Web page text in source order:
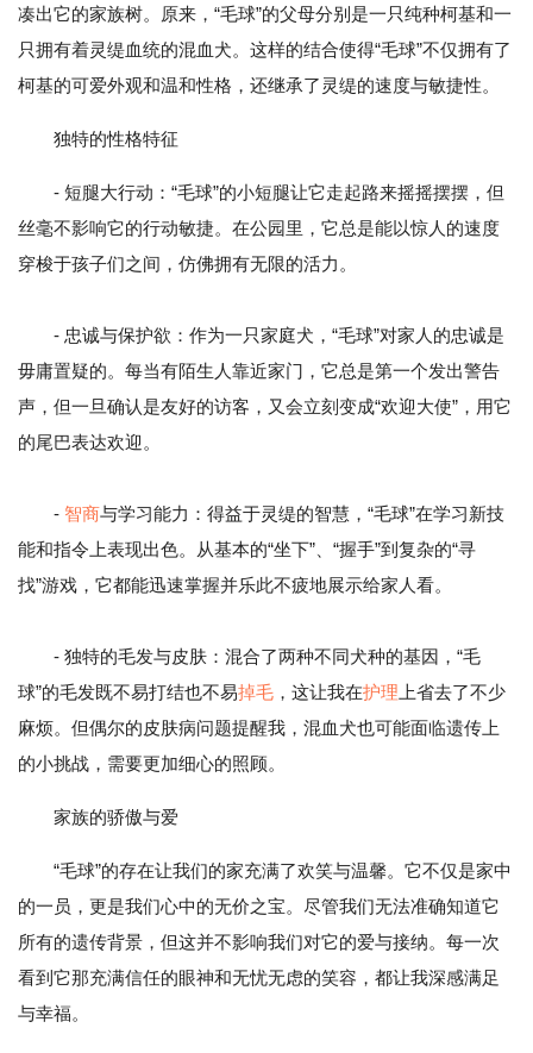
凑出它的家族树。原来，“毛球”的父母分别是一只纯种柯基和一
只拥有着灵缇血统的混血犬。这样的结合使得“毛球”不仅拥有了
柯基的可爱外观和温和性格，还继承了灵缇的速度与敏捷性。
独特的性格特征
- 短腿大行动：“毛球”的小短腿让它走起路来摇摇摆摆，但
丝毫不影响它的行动敏捷。在公园里，它总是能以惊人的速度
穿梭于孩子们之间，仿佛拥有无限的活力。
- 忠诚与保护欲：作为一只家庭犬，“毛球”对家人的忠诚是
毋庸置疑的。每当有陌生人靠近家门，它总是第一个发出警告
声，但一旦确认是友好的访客，又会立刻变成“欢迎大使”，用它
的尾巴表达欢迎。
- 智商与学习能力：得益于灵缇的智慧，“毛球”在学习新技
能和指令上表现出色。从基本的“坐下”、“握手”到复杂的“寻
找”游戏，它都能迅速掌握并乐此不疲地展示给家人看。
- 独特的毛发与皮肤：混合了两种不同犬种的基因，“毛
球”的毛发既不易打结也不易掉毛 ，这让我在护理 上省去了不少
麻烦。但偶尔的皮肤病问题提醒我，混血犬也可能面临遗传上
的小挑战，需要更加细心的照顾。
家族的骄傲与爱
“毛球”的存在让我们的家充满了欢笑与温馨。它不仅是家中
的一员，更是我们心中的无价之宝。尽管我们无法准确知道它
所有的遗传背景，但这并不影响我们对它的爱与接纳。每一次
看到它那充满信任的眼神和无忧无虑的笑容，都让我深感满足
与幸福。